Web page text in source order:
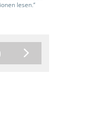
lesen.“